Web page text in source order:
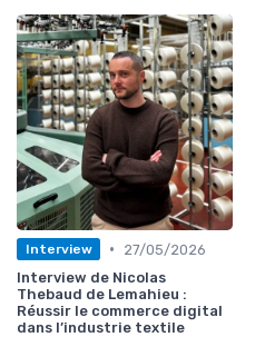
Interview •
27/05/2026
Interview de Nicolas
Thebaud de Lemahieu :
Réussir le commerce digital
dans l’industrie textile